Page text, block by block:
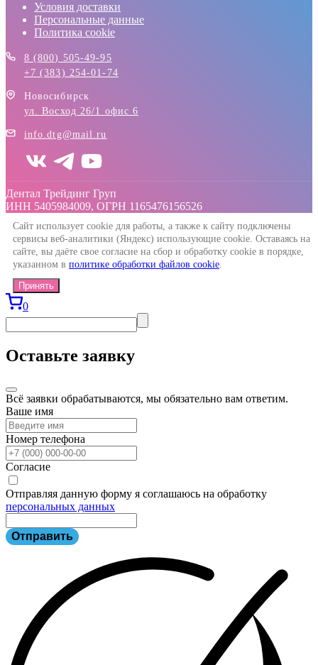
Условия доставки
Персональные данные
Политика cookie
8 (800) 505-49-95
+7 (383) 254-01-74
Новосибирск
ул. Восход 26/1 офис 6
info.dtg@mail.ru
Дентал Трейдинг Груп
ИНН 5405984009, ОГРН 1165476156526
Сайт использует cookie для работы, а также к сайту подключены
сервисы веб-аналитики (Яндекс) использующие cookie. Оставаясь на
сайте, вы даёте свое согласие на сбор и обработку cookie в порядке,
указанном в политике обработки файлов cookie.
Принять
0
Оставьте заявку
Всё заявки обрабатываются, мы обязательно вам ответим.
Ваше имя
Номер телефона
Согласие
Отправляя данную форму я соглашаюсь на обработку
персональных данных
Отправить